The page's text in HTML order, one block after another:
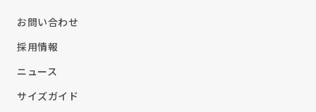
お問い合わせ
採用情報
ニュース
サイズガイド